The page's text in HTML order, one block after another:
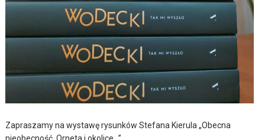
Zapraszamy na wystawę rysunków Stefana Kierula „Obecna
nieobecność. Orneta i okolice…”